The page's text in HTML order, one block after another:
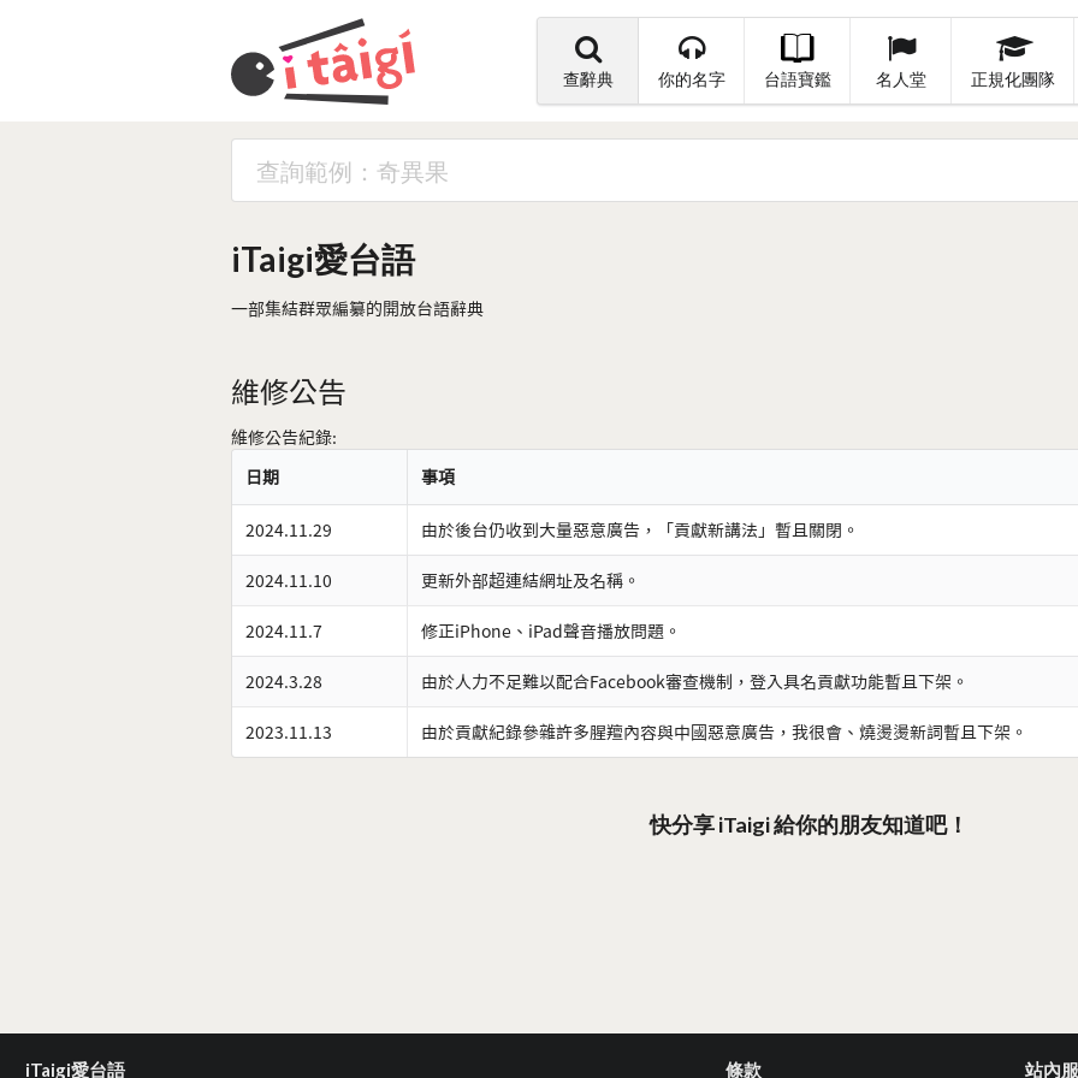
查辭典 你的名字 台語寶鑑 名人堂 正規化團隊
iTaigi愛台語
一部集結群眾編纂的開放台語辭典
維修公告
維修公告紀錄:
日期
事項
2024.11.29 由於後台仍收到大量惡意廣告，「貢獻新講法」暫且關閉。
2024.11.10 更新外部超連結網址及名稱。
2024.11.7 修正iPhone、iPad聲音播放問題。
2024.3.28 由於人力不足難以配合Facebook審查機制，登入具名貢獻功能暫且下架。
2023.11.13 由於貢獻紀錄參雜許多腥羶內容與中國惡意廣告，我很會、燒燙燙新詞暫且下架。
快分享 iTaigi 給你的朋友知道吧！
iTaigi愛台語 條款 站內